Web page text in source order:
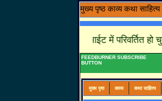
मुख्य पृष्ठ काव्य कथा साहित्य
एक पूर्ण वेबसाईट में परिवर्तित हो चुका
FEEDBURNER SUBSCRIBE
BUTTON